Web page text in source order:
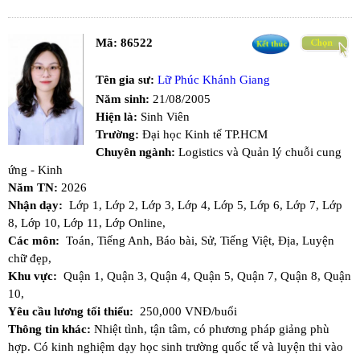
Mã: 86522
Tên gia sư: Lữ Phúc Khánh Giang
Năm sinh: 21/08/2005
Hiện là: Sinh Viên
Trường: Đại học Kinh tế TP.HCM
Chuyên ngành: Logistics và Quản lý chuỗi cung
ứng - Kinh
Năm TN: 2026
Nhận dạy: Lớp 1, Lớp 2, Lớp 3, Lớp 4, Lớp 5, Lớp 6, Lớp 7, Lớp
8, Lớp 10, Lớp 11, Lớp Online,
Các môn: Toán, Tiếng Anh, Báo bài, Sử, Tiếng Việt, Địa, Luyện
chữ đẹp,
Khu vực: Quận 1, Quận 3, Quận 4, Quận 5, Quận 7, Quận 8, Quận
10,
Yêu cầu lương tối thiểu:
250,000 VNĐ/buổi
Thông tin khác: Nhiệt tình, tận tâm, có phương pháp giảng phù
hợp. Có kinh nghiệm dạy học sinh trường quốc tế và luyện thi vào